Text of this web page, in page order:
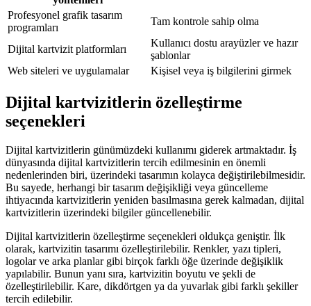
Profesyonel grafik tasarım
programları
Tam kontrole sahip olma
Dijital kartvizit platformları
Kullanıcı dostu arayüzler ve hazır
şablonlar
Web siteleri ve uygulamalar
Kişisel veya iş bilgilerini girmek
Dijital kartvizitlerin özelleştirme
seçenekleri
Dijital kartvizitlerin günümüzdeki kullanımı giderek artmaktadır. İş
dünyasında dijital kartvizitlerin tercih edilmesinin en önemli
nedenlerinden biri, üzerindeki tasarımın kolayca değiştirilebilmesidir.
Bu sayede, herhangi bir tasarım değişikliği veya güncelleme
ihtiyacında kartvizitlerin yeniden basılmasına gerek kalmadan, dijital
kartvizitlerin üzerindeki bilgiler güncellenebilir.
Dijital kartvizitlerin özelleştirme seçenekleri oldukça geniştir. İlk
olarak, kartvizitin tasarımı özelleştirilebilir. Renkler, yazı tipleri,
logolar ve arka planlar gibi birçok farklı öğe üzerinde değişiklik
yapılabilir. Bunun yanı sıra, kartvizitin boyutu ve şekli de
özelleştirilebilir. Kare, dikdörtgen ya da yuvarlak gibi farklı şekiller
tercih edilebilir.